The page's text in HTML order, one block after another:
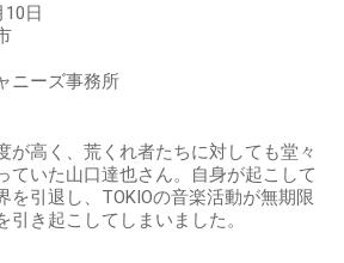
日
ニーズ事務所
が高く、荒くれ者たちに対しても堂々
ていた山口達也さん。自身が起こして
を引退し、TOKIOの音楽活動が無期限
き起こしてしまいました。